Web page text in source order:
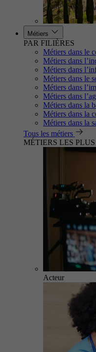
Métiers
PAR FILIÈRES
Métiers dans le
Métiers dans
Métiers dans
Métiers dans le
Métiers dans
Métiers dans
Métiers dans la
Métiers dans la
Métiers dans la
Tous les métiers
MÉTIERS LES
Acteur